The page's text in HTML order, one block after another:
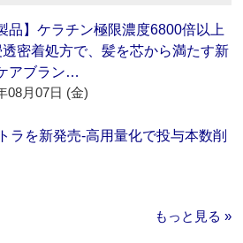
品】ケラチン極限濃度6800倍以上
透密着処方で、髪を芯から満たす新
アブラン…
08月07日 (金)
ラを新発売‐高用量化で投与本数削
もっと見る »